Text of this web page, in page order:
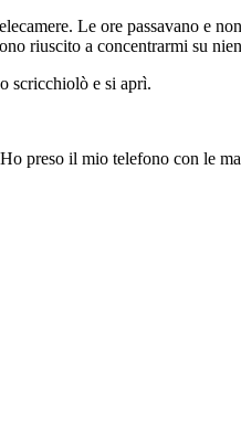
Le ore passavano e
riuscito a concentrarmi su
scricchiolò e si aprì.
preso il mio telefono con le